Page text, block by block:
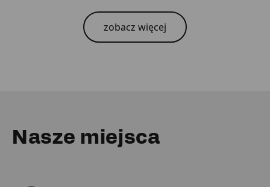
zobacz więcej
Nasze miejsca